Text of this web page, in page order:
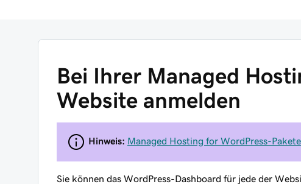
Bei Ihrer Managed
Website anmelden
Hinweis: Managed Hosting for WordPress-
Sie können das WordPress-Dashboard für jede der